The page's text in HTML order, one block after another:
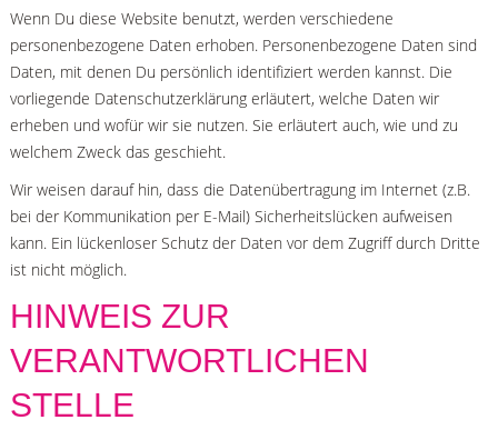
Wenn Du diese Website benutzt, werden verschiedene
personenbezogene Daten erhoben. Personenbezogene Daten sind
Daten, mit denen Du persönlich identifiziert werden kannst. Die
vorliegende Datenschutzerklärung erläutert, welche Daten wir
erheben und wofür wir sie nutzen. Sie erläutert auch, wie und zu
welchem Zweck das geschieht.
Wir weisen darauf hin, dass die Datenübertragung im Internet (z.B.
bei der Kommunikation per E-Mail) Sicherheitslücken aufweisen
kann. Ein lückenloser Schutz der Daten vor dem Zugriff durch Dritte
ist nicht möglich.
HINWEIS ZUR
VERANTWORTLICHEN
STELLE